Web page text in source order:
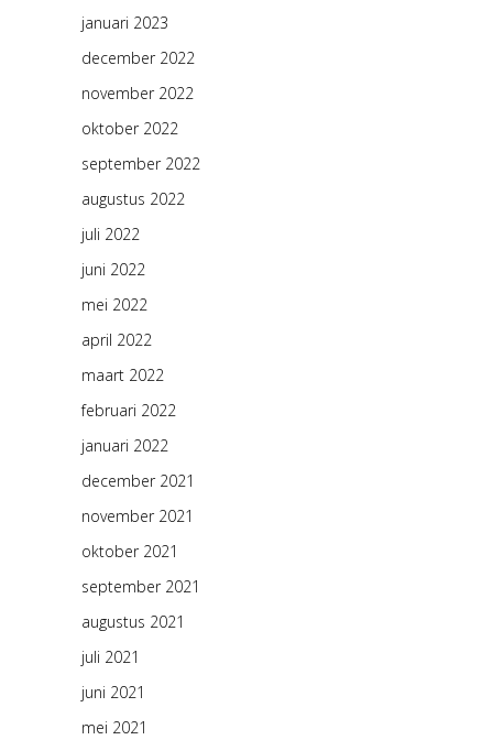
januari 2023
december 2022
november 2022
oktober 2022
september 2022
augustus 2022
juli 2022
juni 2022
mei 2022
april 2022
maart 2022
februari 2022
januari 2022
december 2021
november 2021
oktober 2021
september 2021
augustus 2021
juli 2021
juni 2021
mei 2021